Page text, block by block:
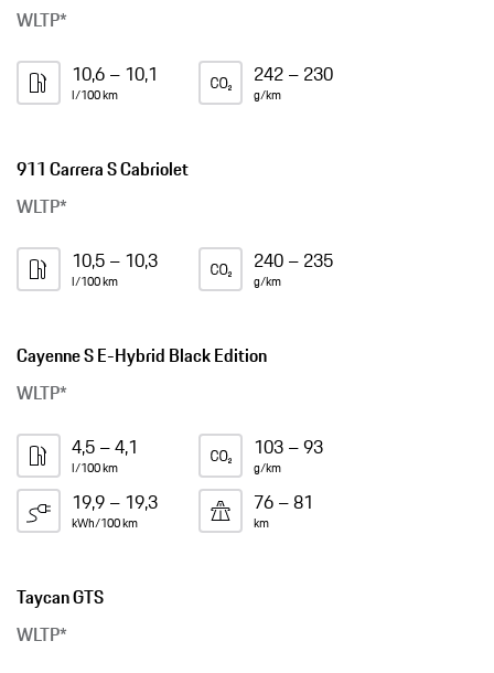
WLTP*
10,6 – 10,1
l/100 km
242 – 230
g/km
911 Carrera S Cabriolet
WLTP*
10,5 – 10,3
l/100 km
240 – 235
g/km
Cayenne S E-Hybrid Black Edition
WLTP*
4,5 – 4,1
l/100 km
103 – 93
g/km
19,9 – 19,3
kWh/100 km
76 – 81
km
Taycan GTS
WLTP*